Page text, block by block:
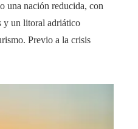
una nación reducida, con
y un litoral adriático
Previo a la crisis